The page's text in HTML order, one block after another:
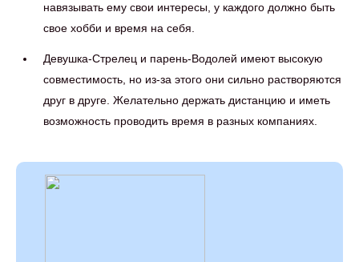
навязывать ему свои интересы, у каждого должно быть
свое хобби и время на себя.
Девушка-Стрелец и парень-Водолей имеют высокую
совместимость, но из-за этого они сильно растворяются
друг в друге. Желательно держать дистанцию и иметь
возможность проводить время в разных компаниях.